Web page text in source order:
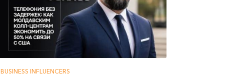
BUSINESS INFLUENCERS